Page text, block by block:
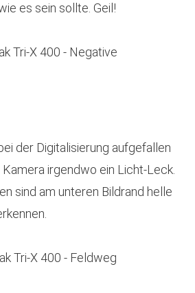
es sein sollte. Geil!
der Digitalisierung aufgefallen
irgendwo ein Licht-Leck.
sind am unteren Bildrand helle